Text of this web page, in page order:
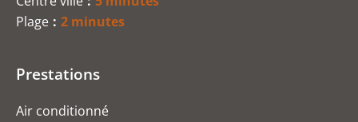
Plage
2 minutes
Prestations
Air conditionné